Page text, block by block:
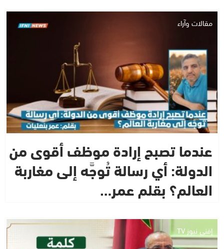
مقالات وآراء
عندما تصبح إرادة موظف أقوى من
الدولة: أي رسالة تُوجَّه إلى مغاربة
العالم؟ بقلم عمر…
إفني نيوز TV